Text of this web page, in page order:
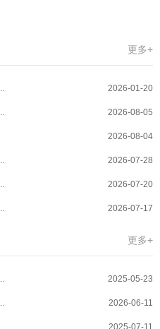
更多+
2026-01-20
2026-08-05
2026-08-04
2026-07-28
2026-07-20
2026-07-17
2026-07-07
2026-07-03
2026-01-20
更多+
2026-06-11
2025-05-23
2026-06-11
2025-07-11